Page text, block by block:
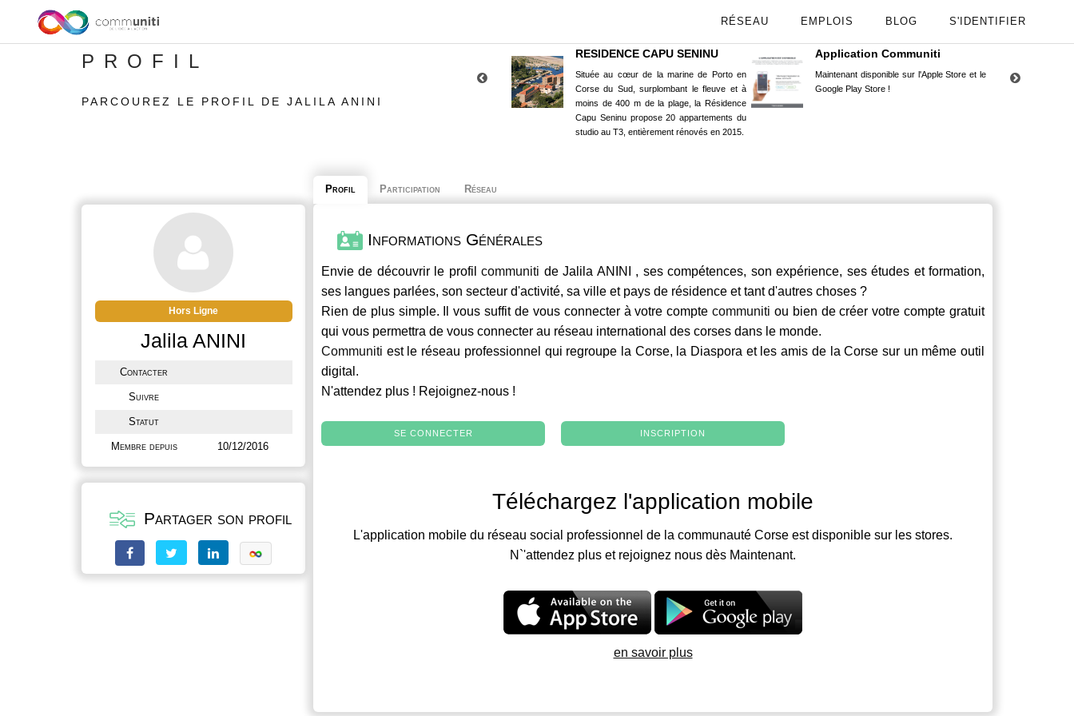
RÉSEAU EMPLOIS BLOG S'IDENTIFIER
PROFIL
PARCOUREZ LE PROFIL DE JALILA ANINI
RESIDENCE CAPU SENINU
Située au cœur de la marine de Porto en
Corse du Sud, surplombant le fleuve et à
moins de 400 m de la plage, la Résidence
Capu Seninu propose 20 appartements du
studio au T3, entièrement rénovés en 2015.
Application Communiti
Maintenant disponible sur l'Apple Store et le
Google Play Store !
Hors Ligne
Jalila ANINI
Contacter
Suivre
Statut
Membre depuis 10/12/2016
Partager son profil
Profil Participation Réseau
Informations Générales
Envie de découvrir le profilcommuniti de Jalila ANINI , ses compétences, son expérience, ses études et formation,
ses langues parlées, son secteur d'activité, sa ville et pays de résidence et tant d'autres choses ?
Rien de plus simple. Il vous suffit de vous connecter à votre comptecommuniti ou bien de créer votre compte gratuit
qui vous permettra de vous connecter au réseau international des corses dans le monde.
Communiti est le réseau professionnel qui regroupe la Corse, la Diaspora et les amis de la Corse sur un même outil
digital.
N'attendez plus ! Rejoignez-nous !
SE CONNECTER INSCRIPTION
Téléchargez l'application mobile
L'application mobile du réseau social professionnel de la communauté Corse est disponible sur les stores.
N`'attendez plus et rejoignez nous dès Maintenant.
en savoir plus